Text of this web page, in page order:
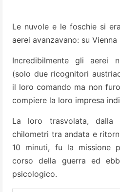
Le nuvole e le foschie si
aerei avanzavano: su
Incredibilmente gli aerei
(solo due ricognitori
il loro comando ma non
compiere la loro impresa
La loro trasvolata,
chilometri tra andata e
10 minuti, fu la missione
corso della guerra ed
psicologico.